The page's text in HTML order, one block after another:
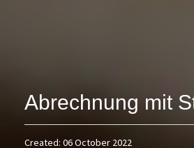
Abrechnung mit
Created: 06 October 2022